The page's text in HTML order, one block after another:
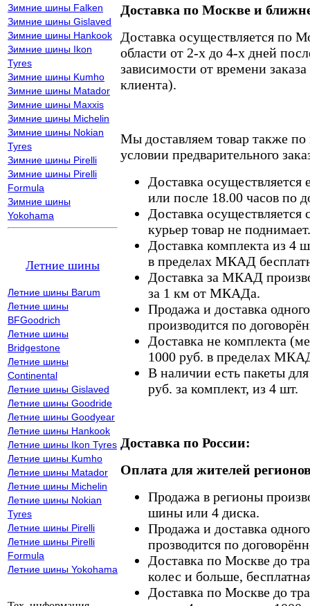
Зимние шины Falken
Зимние шины Gislaved
Зимние шины Hankook
Зимние шины Ikon
Tyres
Зимние шины Kumho
Зимние шины Matador
Зимние шины Maxxis
Зимние шины Michelin
Зимние шины Nokian
Tyres
Зимние шины Pirelli
Зимние шины Pirelli
Formula
Зимние шины
Yokohama
Летние шины
Летние шины Barum
Летние шины
BFGoodrich
Летние шины
Bridgestone
Летние шины
Continental
Летние шины Gislaved
Летние шины Goodride
Летние шины Goodyear
Летние шины Hankook
Летние шины Ikon Tyres
Летние шины Kumho
Летние шины Matador
Летние шины Michelin
Летние шины Nokian
Tyres
Летние шины Pirelli
Летние шины Pirelli
Formula
Летние шины Yokohama
Доставка по Москве и
Доставка осуществляется по
области от 2-х до 4-х дней
зависимости от времени
клиента).
Мы доставляем товар также
условии предварительного
Доставка осуществляется
или после 18.00 часов по
Доставка осуществляется
курьер товар не поднимает.
Доставка комплекта из 4
в пределах МКАД
Доставка за МКАД
за 1 км от МКАДа.
Продажа и доставка
производится по
Доставка не комплекта
1000 руб. в пределах
В наличии есть пакеты
руб. за комплект, из 4 шт.
Доставка по России:
Оплата для жителей
Продажа в регионы
шины или 4 диска.
Продажа и доставка
прозводится по
Доставка по Москве до
колес и больше,
Доставка по Москве до